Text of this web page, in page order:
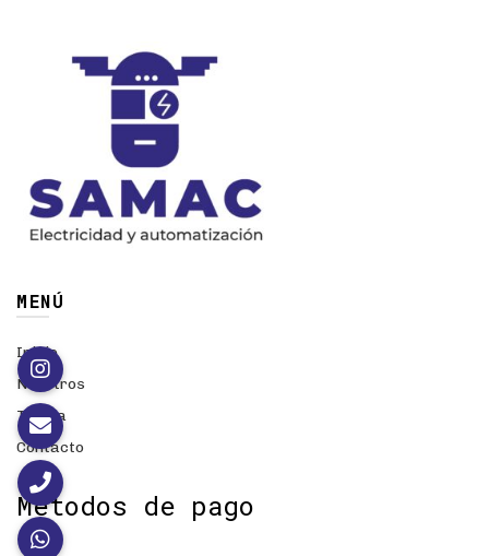
MENÚ
Inicio
Nosotros
Tienda
Contacto
Métodos de pago